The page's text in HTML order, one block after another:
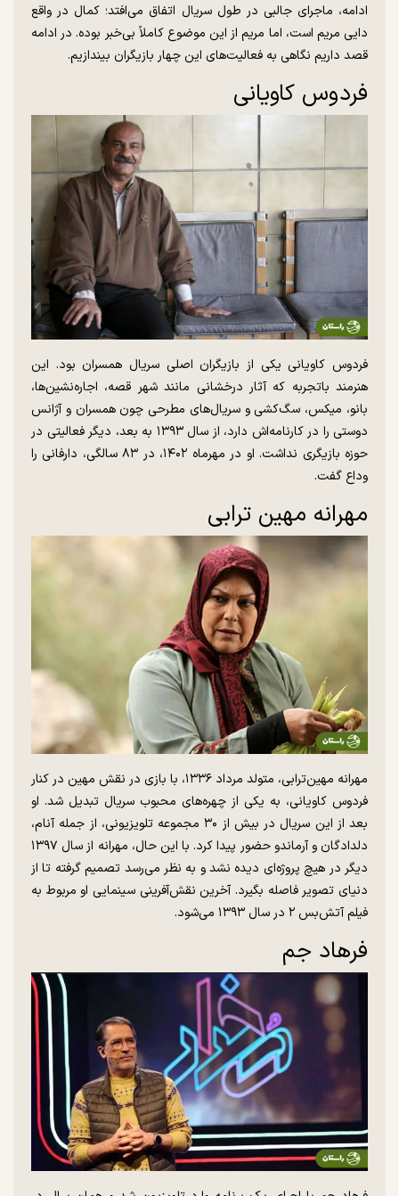
ادامه، ماجرای جالبی در طول سریال اتفاق می‌افتد؛ کمال در واقع
دایی مریم است، اما مریم از این موضوع کاملاً بی‌خبر بوده. در ادامه
قصد داریم نگاهی به فعالیت‌های این چهار بازیگران بیندازیم.
فردوس کاویانی
فردوس کاویانی یکی از بازیگران اصلی سریال همسران بود. این
هنرمند باتجربه که آثار درخشانی مانند شهر قصه، اجاره‌نشین‌ها،
بانو، میکس، سگ‌کشی و سریال‌های مطرحی چون همسران و آژانس
دوستی را در کارنامه‌اش دارد، از سال ۱۳۹۳ به بعد، دیگر فعالیتی در
حوزه بازیگری نداشت. او در مهرماه ۱۴۰۲، در ۸۳ سالگی، دارفانی را
وداع گفت.
مهرانه مهین ترابی
مهرانه مهین‌ترابی، متولد مرداد ۱۳۳۶، با بازی در نقش مهین در کنار
فردوس کاویانی، به یکی از چهره‌های محبوب سریال تبدیل شد. او
بعد از این سریال در بیش از ۳۰ مجموعه تلویزیونی، از جمله آنام،
دلدادگان و آرماندو حضور پیدا کرد. با این حال، مهرانه از سال ۱۳۹۷
دیگر در هیچ پروژه‌ای دیده نشد و به نظر می‌رسد تصمیم گرفته تا از
دنیای تصویر فاصله بگیرد. آخرین نقش‌آفرینی سینمایی او مربوط به
فیلم آتش‌بس ۲ در سال ۱۳۹۳ می‌شود.
فرهاد جم